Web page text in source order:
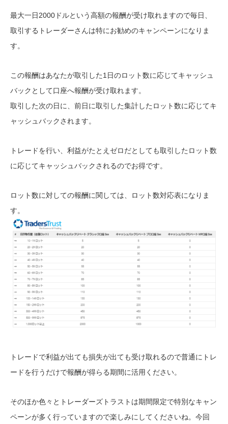
最大一日2000ドルという高額の報酬が受け取れますので毎日、
取引するトレーダーさんは特にお勧めのキャンペーンになりま
す。
この報酬はあなたが取引した1日のロット数に応じてキャッシュ
バックとして口座へ報酬が受け取れます。
取引した次の日に、前日に取引した集計したロット数に応じてキ
ャッシュバックされます。
トレードを行い、利益がたとえゼロだとしても取引したロット数
に応じてキャッシュバックされるのでお得です。
ロット数に対しての報酬に関しては、ロット数対応表になりま
す。
トレードで利益が出ても損失が出ても受け取れるので普通にトレ
ードを行うだけで報酬が得らる期間に活用ください。
そのほか色々とトレーダーズトラストは期間限定で特別なキャン
ペーンが多く行っていますので楽しみにしてくださいね。今回